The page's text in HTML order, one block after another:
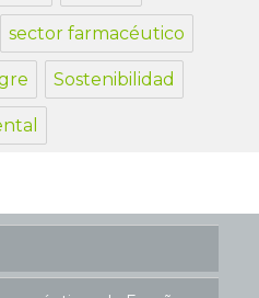
sector farmacéutico
Sostenibilidad